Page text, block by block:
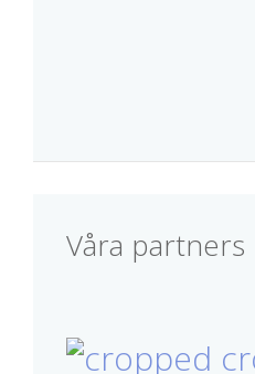
Våra partners